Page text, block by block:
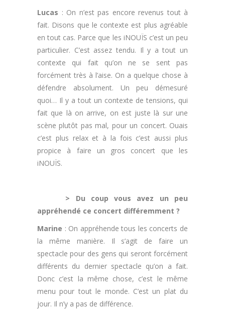
Lucas : On n’est pas encore revenus tout à
fait. Disons que le contexte est plus agréable
en tout cas. Parce que les iNOUÏS c’est un peu
particulier. C’est assez tendu. Il y a tout un
contexte qui fait qu’on ne se sent pas
forcément très à l’aise. On a quelque chose à
défendre absolument. Un peu démesuré
quoi… Il y a tout un contexte de tensions, qui
fait que là on arrive, on est juste là sur une
scène plutôt pas mal, pour un concert. Ouais
c’est plus relax et à la fois c’est aussi plus
propice à faire un gros concert que les
iNOUÏS.
> Du coup vous avez un peu
appréhendé ce concert différemment ?
Marine : On appréhende tous les concerts de
la même manière. Il s’agit de faire un
spectacle pour des gens qui seront forcément
différents du dernier spectacle qu’on a fait.
Donc c’est la même chose, c’est le même
menu pour tout le monde. C’est un plat du
jour. Il n’y a pas de différence.